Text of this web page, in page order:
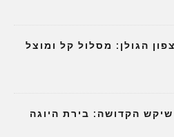
הגולן: מסלול קל ומוצל
הקדושה: בירת היוגה